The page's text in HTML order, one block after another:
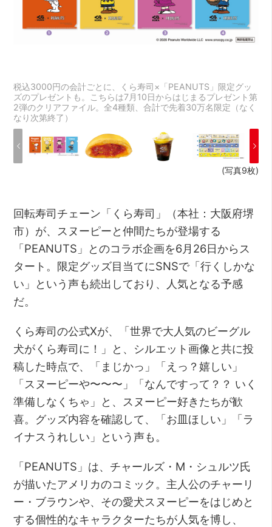
税込3000円の会計ごとに、くら寿司×「PEANUTS」限定グッ
ズのプレゼントも。こちらは7月10日からはじまるプレゼント第
2弾のクリアファイル。全4種類、合計で先着30万名限定（なく
なり次第終了）
(写真9枚)
回転寿司チェーン「くら寿司」（本社：大阪府堺
市）が、スヌーピーと仲間たちが登場する
「PEANUTS」とのコラボ企画を6月26日からス
タート。限定グッズ目当てにSNSで「行くしかな
い」という声も続出しており、人気となる予感
だ。
くら寿司の公式Xが、「世界で大人気のビーグル
犬がくら寿司に！」と、シルエット画像と共に投
稿した時点で、「まじかっ」「えっ？嬉しい」
「スヌーピーや〜〜〜」「なんですって？？ いく
準備しなくちゃ」と、スヌーピー好きたちが歓
喜。グッズ内容を確認して、「お皿ほしい」「ラ
イナスうれしい」という声も。
「PEANUTS」は、チャールズ・M・シュルツ氏
が描いたアメリカのコミック。主人公のチャーリ
ー・ブラウンや、その愛犬スヌーピーをはじめと
する個性的なキャラクターたちが人気を博し、